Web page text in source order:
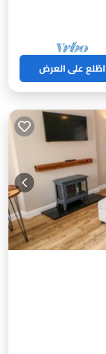
اطّلع على العرض